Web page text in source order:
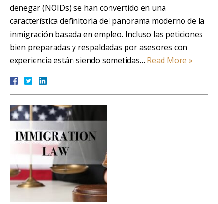
denegar (NOIDs) se han convertido en una
característica definitoria del panorama moderno de la
inmigración basada en empleo. Incluso las peticiones
bien preparadas y respaldadas por asesores con
experiencia están siendo sometidas… Read More »